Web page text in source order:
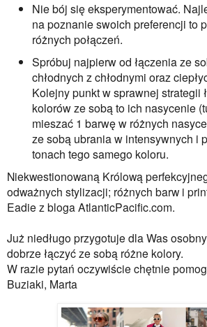
Nie bój się eksperymentować.
na poznanie swoich preferencji to
różnych połączeń.
Spróbuj najpierw od łączenia ze
chłodnych z chłodnymi oraz
Kolejny punkt w sprawnej strategii
kolorów ze sobą to ich nasycenie
mieszać 1 barwę w różnych
ze sobą ubrania w intensywnych i
tonach tego samego koloru.
Niekwestionowaną Królową
odważnych stylizacji; różnych barw i
Eadie z bloga AtlanticPacific.com.
Już niedługo przygotuje dla Was
dobrze łączyć ze sobą różne kolory.
W razie pytań oczywiście chętnie
Buziaki, Marta